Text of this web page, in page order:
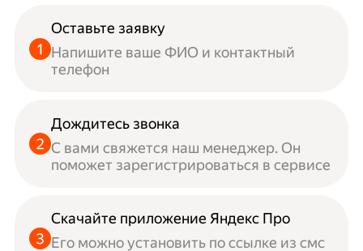
Оставьте заявку
Напишите ваше ФИО и контактный
телефон
Дождитесь звонка
С вами свяжется наш менеджер. Он
поможет зарегистрироваться в сервисе
Скачайте приложение Яндекс Про
Его можно установить по ссылке из смс